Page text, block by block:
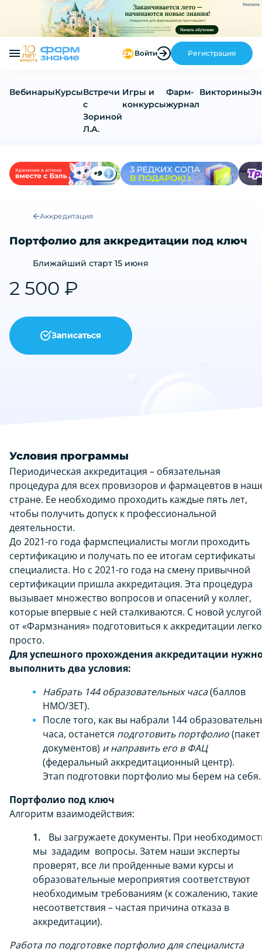
Реклама
Войти Регистрация
ВебинарыКурсыВстречи
с
Зориной
Л.А.
Игры и
конкурсы
Фарм-
журнал
Викторины
Аккредитация
Портфолио для аккредитации под ключ
Ближайший старт 15 июня
2 500 ₽
Записаться
Условия программы
Периодическая аккредитация – обязательная
процедура для всех провизоров и фармацевтов в
стране. Ее необходимо проходить каждые пять лет,
чтобы получить допуск к профессиональной
деятельности.
До 2021-го года фармспециалисты могли проходить
сертификацию и получать по ее итогам сертификаты
специалиста. Но с 2021-го года на смену привычной
сертификации пришла аккредитация. Эта процедура
вызывает множество вопросов и опасений у коллег,
которые впервые с ней сталкиваются. С новой услугой
от «Фармзнания» подготовиться к аккредитации
просто.
Для успешного прохождения аккредитации
выполнить два условия:
Набрать 144 образовательных часа(баллов
НМО/ЗЕТ).
После того, как вы набрали 144
часа, останется подготовить портфолио(пакет
документов) и направить его в ФАЦ
(федеральный аккредитационный центр).
Этап подготовки портфолио мы берем на себя.
Портфолио под ключ
Алгоритм взаимодействия:
Вы загружаете документы. При
мы зададим вопросы. Затем наши эксперты
проверят, все ли пройденные вами курсы и
образовательные мероприятия соответствуют
необходимым требованиям (к сожалению, такие
несоответствия – частая причина отказа в
аккредитации).
Работа по подготовке портфолио для специалиста